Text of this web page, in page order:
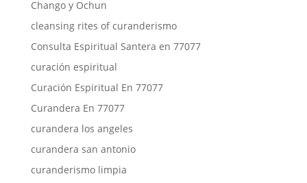
Chango y Ochun
cleansing rites of curanderismo
Consulta Espiritual Santera en 77077
curación espiritual
Curación Espiritual En 77077
Curandera En 77077
curandera los angeles
curandera san antonio
curanderismo limpia